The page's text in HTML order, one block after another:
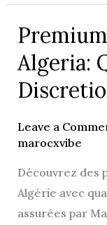
Algeria:
Leave a
marocxvibe
Découvrez des
Algérie avec
assurées par
Premium
Adult
Products
Algeria:
&
Guaranteed